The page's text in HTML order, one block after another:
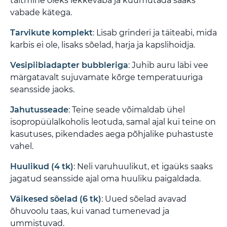
vabade kätega.
Tarvikute komplekt: Lisab grinderi ja täiteabi, mida
karbis ei ole, lisaks sõelad, harja ja kapslihoidja.
Vesipiibiadapter bubbleriga: Juhib auru läbi vee
märgatavalt sujuvamate kõrge temperatuuriga
seansside jaoks.
Jahutusseade: Teine seade võimaldab ühel
isopropüülalkoholis leotuda, samal ajal kui teine on
kasutuses, pikendades aega põhjalike puhastuste
vahel.
Huulikud (4 tk): Neli varuhuulikut, et igaüks saaks
jagatud seansside ajal oma huuliku paigaldada.
Väikesed sõelad (6 tk): Uued sõelad avavad
õhuvoolu taas, kui vanad tumenevad ja
ummistuvad.